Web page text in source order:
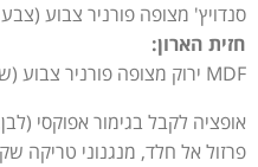
סנדויץ' מצופה פורניר צבוע
חזית הארון:
MDF ירוק מצופה פורניר צבוע (שלייפלאק).
אופציה לקבל בגימור אפוקסי
פרזול אל חלד, מנגנוני טריקה